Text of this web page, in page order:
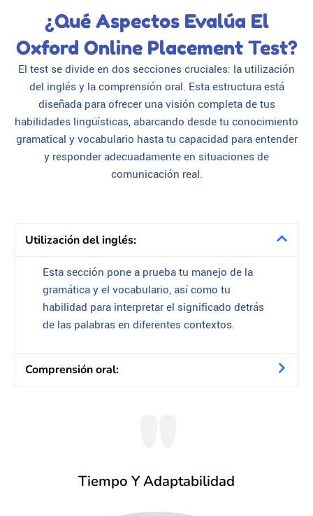
¿Qué Aspectos Evalúa El
Oxford Online Placement Test?
El test se divide en dos secciones cruciales: la utilización
del inglés y la comprensión oral. Esta estructura está
diseñada para ofrecer una visión completa de tus
habilidades lingüísticas, abarcando desde tu conocimiento
gramatical y vocabulario hasta tu capacidad para entender
y responder adecuadamente en situaciones de
comunicación real.
Utilización del inglés:
Esta sección pone a prueba tu manejo de la
gramática y el vocabulario, así como tu
habilidad para interpretar el significado detrás
de las palabras en diferentes contextos.
Comprensión oral:
"
Tiempo Y Adaptabilidad